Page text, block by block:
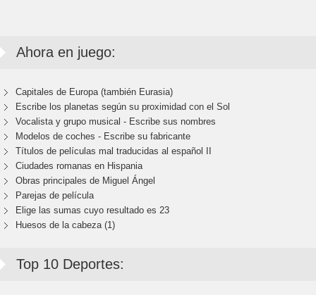
Ahora en juego:
Capitales de Europa (también Eurasia)
Escribe los planetas según su proximidad con el Sol
Vocalista y grupo musical - Escribe sus nombres
Modelos de coches - Escribe su fabricante
Títulos de películas mal traducidas al español II
Ciudades romanas en Hispania
Obras principales de Miguel Ángel
Parejas de película
Elige las sumas cuyo resultado es 23
Huesos de la cabeza (1)
Top 10 Deportes: